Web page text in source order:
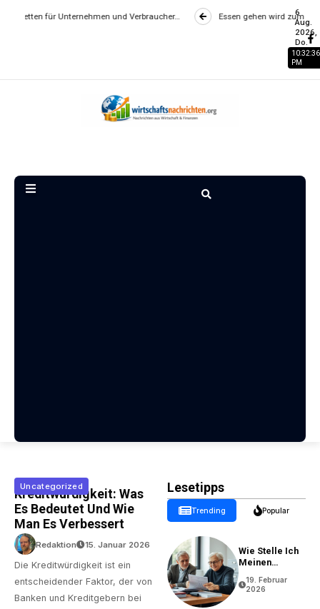
und Verbraucher… Essen gehen wird zum Luxus? Wie
6
Aug.
2026,
Do.
10:32:37
PM
Uncategorized
Kreditwürdigkeit: Was
Es Bedeutet Und Wie
Man Es Verbessert
Redaktion 15. Januar 2026
Die Kreditwürdigkeit ist ein
entscheidender Faktor, der von
Banken und Kreditgebern bei
Lesetipps
Trending Popular
Wie Stelle Ich
Meinen
19. Februar
2026